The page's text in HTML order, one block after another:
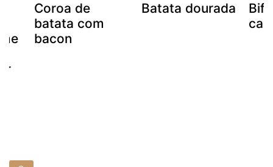
Coroa de
batata com
bacon
Batata dourada